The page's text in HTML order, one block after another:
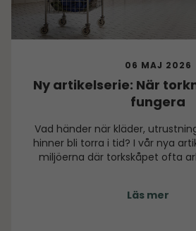
06 MAJ 2026
Ny artikelserie: När
fungera
Vad händer när kläder,
hinner bli torra i tid? I vår nya
miljöerna där torkskåpet ofta
Läs mer